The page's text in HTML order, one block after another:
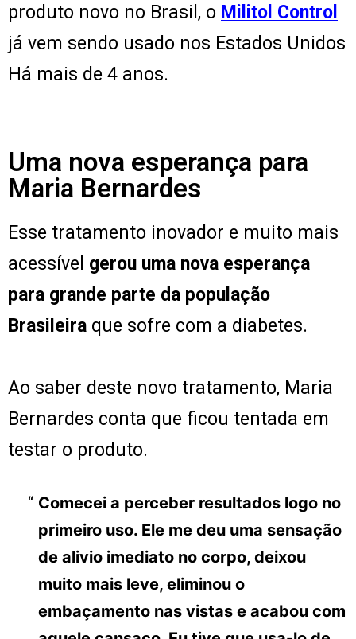
produto novo no Brasil, o Militol Control
já vem sendo usado nos Estados Unidos
Há mais de 4 anos.
Uma nova esperança para
Maria Bernardes
Esse tratamento inovador e muito mais
acessível gerou uma nova esperança
para grande parte da população
Brasileira que sofre com a diabetes.
Ao saber deste novo tratamento, Maria
Bernardes conta que ficou tentada em
testar o produto.
Comecei a perceber resultados logo no
primeiro uso. Ele me deu uma sensação
de alivio imediato no corpo, deixou
muito mais leve, eliminou o
embaçamento nas vistas e acabou com